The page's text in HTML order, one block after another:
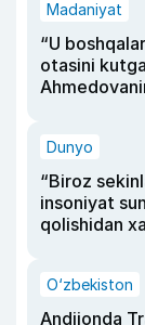
Madaniyat
“U
otasini
Dunyo
“Biroz
insoniyat
qolishidan
O‘zbekiston
Andijonda